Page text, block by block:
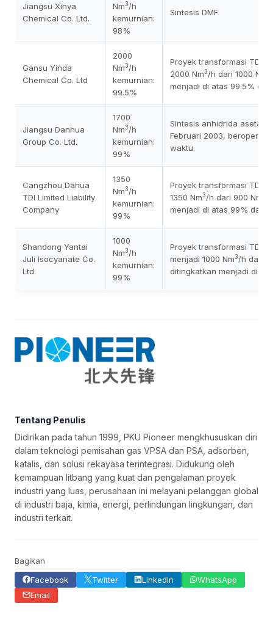
Jiangsu Xinya
Chemical Co. Ltd.
Nm3/h
kemurnian:
98%
Sintesis DMF
Gansu Yinda
Chemical Co. Ltd
2000
Nm3/h
kemurnian:
99.5%
Proyek transformasi TDI::
2000 Nm3/h dari 1000 Nm
menjadi di atas 99.5%
Jiangsu Danhua
Group Co. Ltd.
1700
Nm3/h
kemurnian:
99%
Sintesis anhidrida asetat
Februari 2003,
waktu.
Cangzhou Dahua
TDI Limited Liability
Company
1350
Nm3/h
kemurnian:
99%
Proyek transformasi TDI::
1350 Nm3/h dari 900 Nm
menjadi di atas 99% dari
Shandong Yantai
Juli Isocyanate Co.
Ltd.
1000
Nm3/h
kemurnian:
99%
Proyek transformasi TDI:
menjadi 1000 Nm3/h dari
ditingkatkan menjadi di
Tentang Penulis
Didirikan pada tahun 1999, PKU Pioneer mengkhususkan diri
dalam teknologi pemisahan gas VPSA dan PSA, adsorben,
katalis, dan solusi rekayasa terintegrasi. Didukung oleh
kemampuan litbang yang kuat dan pengalaman proyek
industri yang luas, perusahaan ini melayani pelanggan global
di industri baja, kimia, energi, perlindungan lingkungan, dan
industri terkait.
Bagikan
Facebook
Twitter LinkedIn
WhatsApp
Email